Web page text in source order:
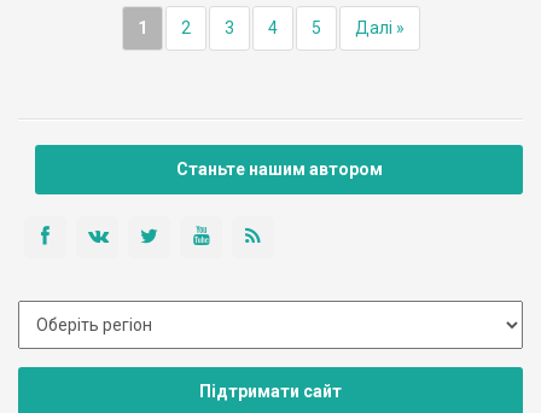
1 2 3 4 5 Далі »
Станьте нашим автором
Підтримати сайт